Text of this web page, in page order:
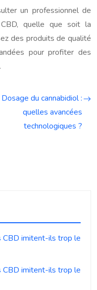
un professionnel de
quelle que soit la
des produits de qualité
pour profiter des
Dosage du cannabidiol :
quelles avancées
technologiques ?
CBD imitent-ils trop le
CBD imitent-ils trop le